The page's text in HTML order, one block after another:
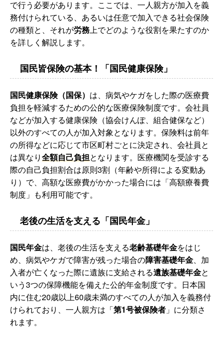
で行う必要があります。ここでは、一人親方が加入を義
務付けられている、あるいは任意で加入できる社会保険
の種類と、それが労務上でどのような役割を果たすのか
を詳しく解説します。
国民皆保険の基本！「国民健康保険」
国民健康保険（国保） は、病気やケガをした際の医療費
負担を軽減するための公的な医療保険制度です。会社員
などが加入する健康保険（協会けんぽ、組合健保など）
以外のすべての人が加入対象となります。保険料は前年
の所得などに応じて市区町村ごとに決定され、会社員と
は異なり全額自己負担となります。医療機関を受診する
際の自己負担割合は原則3割（年齢や所得による変動あ
り）で、高額な医療費がかかった場合には「高額療養費
制度」も利用可能です。
老後の生活を支える「国民年金」
国民年金は、老後の生活を支える老齢基礎年金をはじ
め、病気やケガで障害が残った場合の障害基礎年金、加
入者が亡くなった際に遺族に支給される遺族基礎年金と
いう3つの保障機能を備えた公的年金制度です。日本国
内に住む20歳以上60歳未満のすべての人が加入を義務付
けられており、一人親方は「第1号被保険者 」に分類さ
れます。